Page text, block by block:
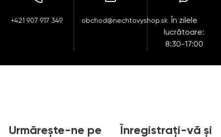
+421 907 917 349 obchod@nechtovyshop.sk
În zilele
lucrătoare:
8:30-17:00
Urmărește-ne pe
Înregistrați-vă și